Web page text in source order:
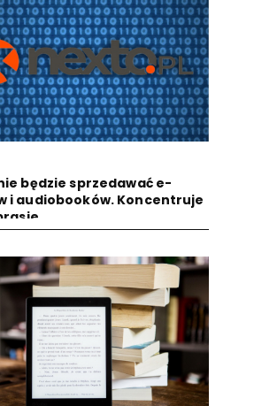
będzie sprzedawać e-
i audiobooków. Koncentruje